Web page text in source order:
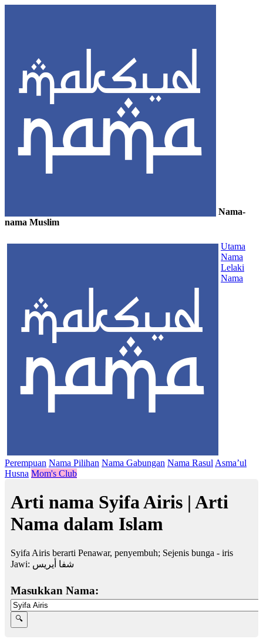
Nama-
nama Muslim
Utama
Nama
Lelaki
Nama
Perempuan Nama Pilihan Nama Gabungan Nama Rasul Asma’ul
Husna Mom's Club
Arti nama Syifa Airis | Arti
Nama dalam Islam
Syifa Airis berarti Penawar, penyembuh; Sejenis bunga - iris
Jawi: شفا أيريس
Masukkan Nama: